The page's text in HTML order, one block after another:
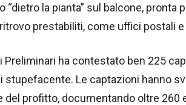
“dietro la pianta” sul balcone,
prestabiliti, come uffici postali
Preliminari ha contestato ben 225
stupefacente. Le captazioni hanno
del profitto, documentando oltre 260